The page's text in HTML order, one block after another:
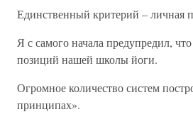
Единственный критерий – личная
Я с самого начала предупредил, что
позиций нашей школы йоги.
Огромное количество систем
принципах».